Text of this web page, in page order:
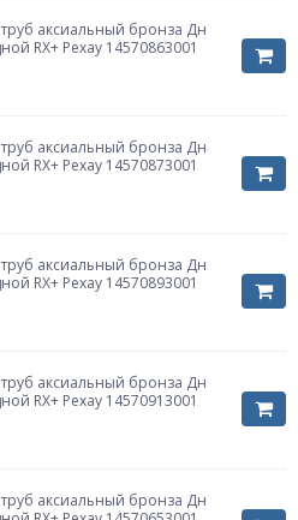
аксиальный бронза Дн
RX+ Рехау 14570863001
аксиальный бронза Дн
RX+ Рехау 14570873001
аксиальный бронза Дн
RX+ Рехау 14570893001
аксиальный бронза Дн
RX+ Рехау 14570913001
аксиальный бронза Дн